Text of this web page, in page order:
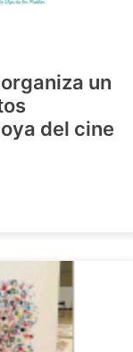
un
del cine